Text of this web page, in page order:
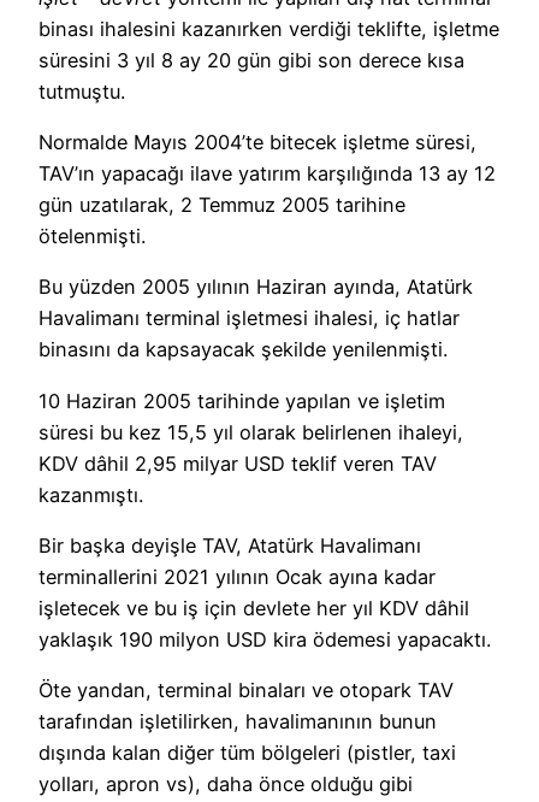
binası ihalesini kazanırken verdiği teklifte, işletme
süresini 3 yıl 8 ay 20 gün gibi son derece kısa
tutmuştu.
Normalde Mayıs 2004’te bitecek işletme süresi,
TAV’ın yapacağı ilave yatırım karşılığında 13 ay 12
gün uzatılarak, 2 Temmuz 2005 tarihine
ötelenmişti.
Bu yüzden 2005 yılının Haziran ayında, Atatürk
Havalimanı terminal işletmesi ihalesi, iç hatlar
binasını da kapsayacak şekilde yenilenmişti.
10 Haziran 2005 tarihinde yapılan ve işletim
süresi bu kez 15,5 yıl olarak belirlenen ihaleyi,
KDV dâhil 2,95 milyar USD teklif veren TAV
kazanmıştı.
Bir başka deyişle TAV, Atatürk Havalimanı
terminallerini 2021 yılının Ocak ayına kadar
işletecek ve bu iş için devlete her yıl KDV dâhil
yaklaşık 190 milyon USD kira ödemesi yapacaktı.
Öte yandan, terminal binaları ve otopark TAV
tarafından işletilirken, havalimanının bunun
dışında kalan diğer tüm bölgeleri (pistler, taxi
yolları, apron vs), daha önce olduğu gibi